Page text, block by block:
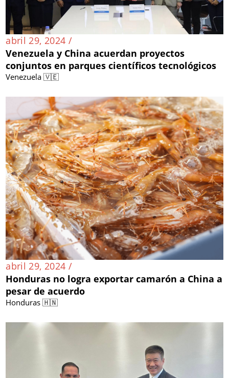
abril 29, 2024 /
Venezuela y China acuerdan proyectos
conjuntos en parques científicos tecnológicos
Venezuela 🇻🇪
abril 29, 2024 /
Honduras no logra exportar camarón a China a
pesar de acuerdo
Honduras 🇭🇳